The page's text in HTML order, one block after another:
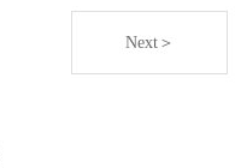
Next＞